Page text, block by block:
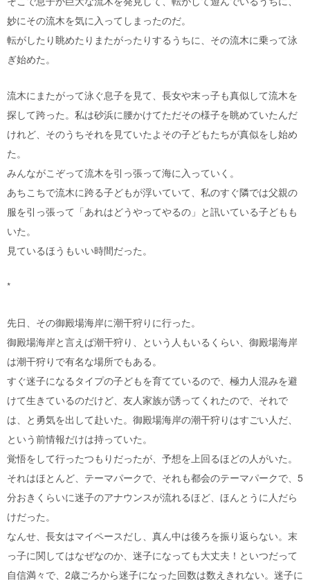
妙にその流木を気に入ってしまったのだ。
転がしたり眺めたりまたがったりするうちに、その流木に乗って泳
ぎ始めた。
流木にまたがって泳ぐ息子を見て、長女や末っ子も真似して流木を
探して跨った。私は砂浜に腰かけてただその様子を眺めていたんだ
けれど、そのうちそれを見ていたよその子どもたちが真似をし始め
た。
みんながこぞって流木を引っ張って海に入っていく。
あちこちで流木に跨る子どもが浮いていて、私のすぐ隣では父親の
服を引っ張って「あれはどうやってやるの」と訊いている子どもも
いた。
見ているほうもいい時間だった。
*
先日、その御殿場海岸に潮干狩りに行った。
御殿場海岸と言えば潮干狩り、という人もいるくらい、御殿場海岸
は潮干狩りで有名な場所でもある。
すぐ迷子になるタイプの子どもを育てているので、極力人混みを避
けて生きているのだけど、友人家族が誘ってくれたので、それで
は、と勇気を出して赴いた。御殿場海岸の潮干狩りはすごい人だ、
という前情報だけは持っていた。
覚悟をして行ったつもりだったが、予想を上回るほどの人がいた。
それはほとんど、テーマパークで、それも都会のテーマパークで、5
分おきくらいに迷子のアナウンスが流れるほど、ほんとうに人だら
けだった。
なんせ、長女はマイペースだし、真ん中は後ろを振り返らない。末
っ子に関してはなぜなのか、迷子になっても大丈夫！といつだって
自信満々で、2歳ごろから迷子になった回数は数えきれない。迷子に